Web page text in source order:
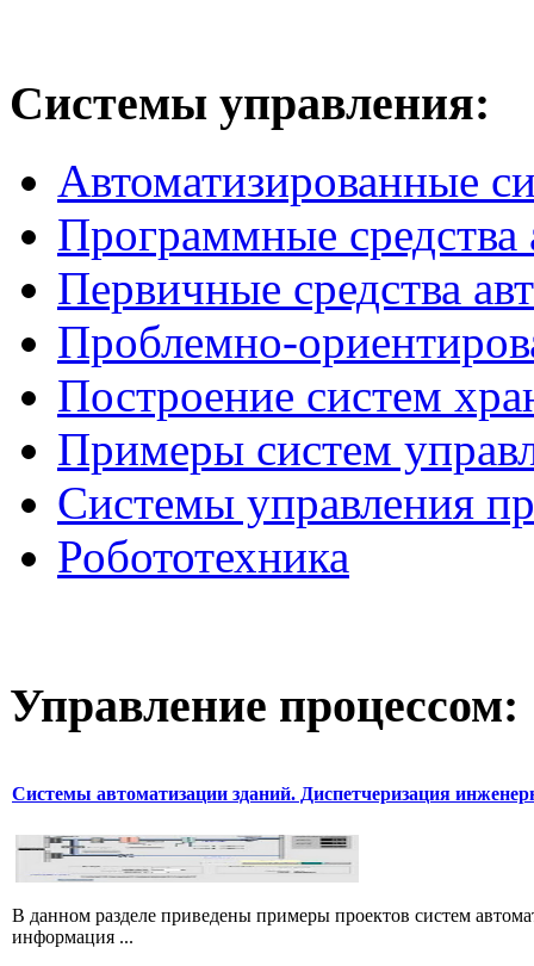
Системы управления:
Автоматизированные
Программные средства
Первичные средства
Проблемно-
Построение систем
Примеры систем
Системы управления
Робототехника
Управление процессом:
Системы автоматизации зданий. Диспетчеризация
В данном разделе приведены примеры проектов систем
информация ...